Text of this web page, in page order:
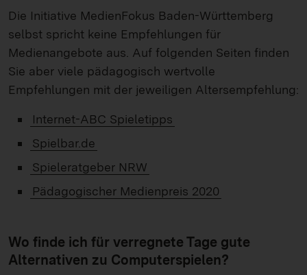
Die Initiative MedienFokus Baden-Württemberg
selbst spricht keine Empfehlungen für
Medienangebote aus. Auf folgenden Seiten finden
Sie aber viele pädagogisch wertvolle
Empfehlungen mit der jeweiligen Altersempfehlung:
Internet-ABC Spieletipps
Spielbar.de
Spieleratgeber NRW
Pädagogischer Medienpreis 2020
Wo finde ich für verregnete Tage gute
Alternativen zu Computerspielen?